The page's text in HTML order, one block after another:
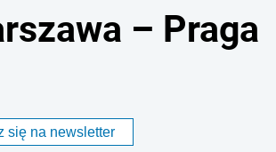
– Praga
się na newsletter